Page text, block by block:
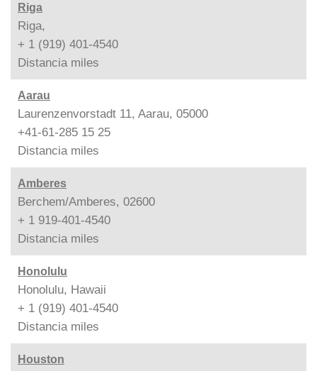
Riga
Riga,
+ 1 (919) 401-4540
Distancia miles
Aarau
Laurenzenvorstadt 11, Aarau, 05000
+41-61-285 15 25
Distancia miles
Amberes
Berchem/Amberes, 02600
+ 1 919-401-4540
Distancia miles
Honolulu
Honolulu, Hawaii
+ 1 (919) 401-4540
Distancia miles
Houston